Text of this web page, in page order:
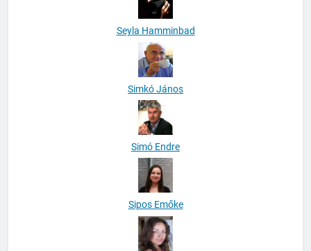
Seyla Hamminbad
Simkó János
Simó Endre
Sipos Emőke